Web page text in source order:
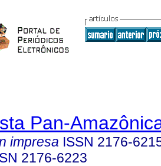
Pan-
impresa ISSN 2176-
2176-6223